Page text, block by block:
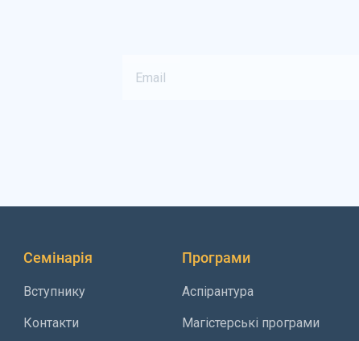
Семінарія
Вступнику
Контакти
Програми
Аспірантура
Магістерські програми